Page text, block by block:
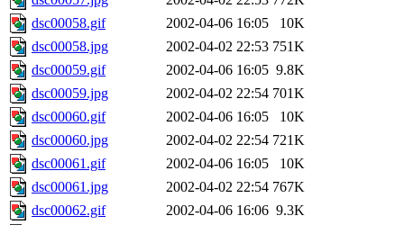
dsc00058.gif
2002-04-06 16:05
10K
dsc00058.jpg
2002-04-02 22:53 751K
dsc00059.gif
2002-04-06 16:05 9.8K
dsc00059.jpg
2002-04-02 22:54 701K
dsc00060.gif
2002-04-06 16:05
10K
dsc00060.jpg
2002-04-02 22:54 721K
dsc00061.gif
2002-04-06 16:05
10K
dsc00061.jpg
2002-04-02 22:54 767K
dsc00062.gif
2002-04-06 16:06 9.3K